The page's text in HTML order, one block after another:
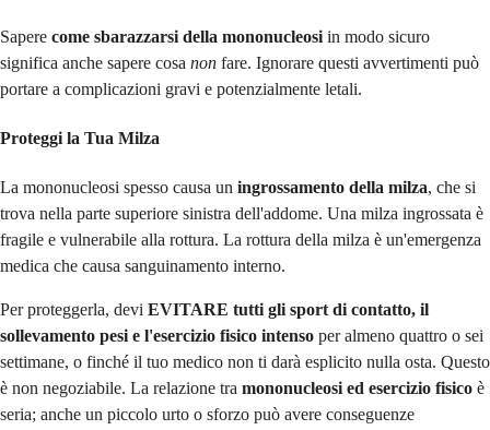
Sapere come sbarazzarsi della mononucleosi in modo sicuro
significa anche sapere cosa non fare. Ignorare questi avvertimenti può
portare a complicazioni gravi e potenzialmente letali.
Proteggi la Tua Milza
La mononucleosi spesso causa un ingrossamento della milza, che si
trova nella parte superiore sinistra dell'addome. Una milza ingrossata è
fragile e vulnerabile alla rottura. La rottura della milza è un'emergenza
medica che causa sanguinamento interno.
Per proteggerla, devi EVITARE tutti gli sport di contatto, il
sollevamento pesi e l'esercizio fisico intenso per almeno quattro o sei
settimane, o finché il tuo medico non ti darà esplicito nulla osta. Questo
è non negoziabile. La relazione tra mononucleosi ed esercizio fisico è
seria; anche un piccolo urto o sforzo può avere conseguenze